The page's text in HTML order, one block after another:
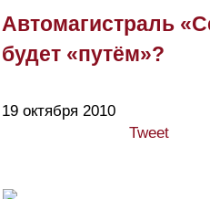
Автомагистраль
будет «путём»?
19 октября 2010
Tweet